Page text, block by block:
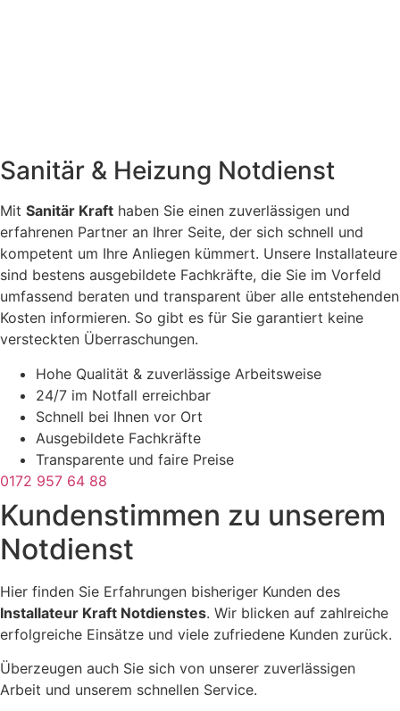
Sanitär & Heizung Notdienst
Mit Sanitär Kraft haben Sie einen zuverlässigen und
erfahrenen Partner an Ihrer Seite, der sich schnell und
kompetent um Ihre Anliegen kümmert. Unsere Installateure
sind bestens ausgebildete Fachkräfte, die Sie im Vorfeld
umfassend beraten und transparent über alle entstehenden
Kosten informieren. So gibt es für Sie garantiert keine
versteckten Überraschungen.
Hohe Qualität & zuverlässige Arbeitsweise
24/7 im Notfall erreichbar
Schnell bei Ihnen vor Ort
Ausgebildete Fachkräfte
Transparente und faire Preise
0172 957 64 88
Kundenstimmen zu unserem
Notdienst
Hier finden Sie Erfahrungen bisheriger Kunden des
Installateur Kraft Notdienstes. Wir blicken auf zahlreiche
erfolgreiche Einsätze und viele zufriedene Kunden zurück.
Überzeugen auch Sie sich von unserer zuverlässigen
Arbeit und unserem schnellen Service.